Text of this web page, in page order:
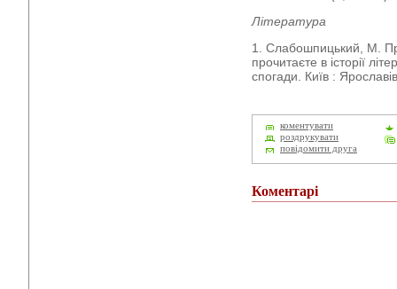
Література
1. Слабошпицький, М.
прочитаєте в історії
спогади. Київ :
коментувати
роздрукувати
повідомити друга
Коментарі